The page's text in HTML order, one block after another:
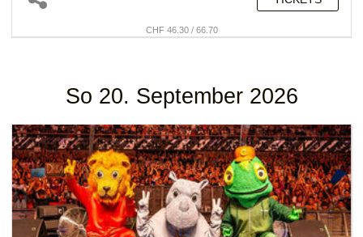
CHF 46.30 / 66.70
So 20. September 2026